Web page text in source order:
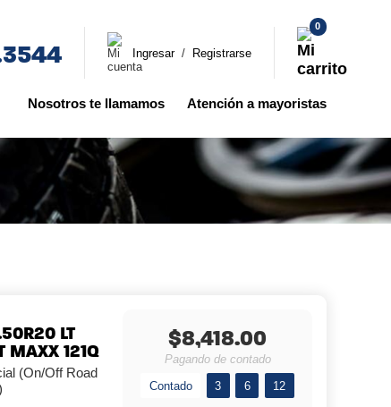
Ingresar / Registrarse
0
Nosotros te llamamos Atención a mayoristas
LT
MAXX 121Q
(On/Off Road
$8,418.00
Pagando de contado
Contado
3 6 12